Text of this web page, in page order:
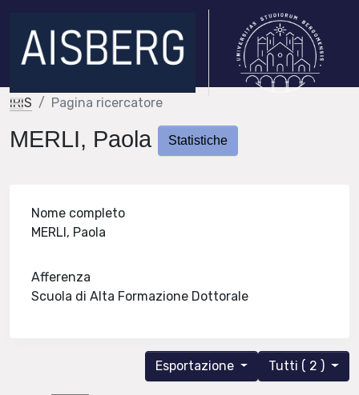
IRIS Pagina ricercatore
MERLI, Paola Statistiche
Nome completo
MERLI, Paola
Afferenza
Scuola di Alta Formazione Dottorale
Tutti ( 2 )
Esportazione